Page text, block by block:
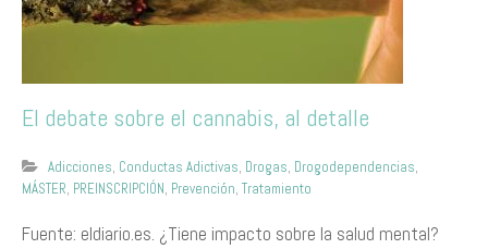
El debate sobre el cannabis, al detalle
Adicciones, Conductas Adictivas, Drogas, Drogodependencias,
MÁSTER, PREINSCRIPCIÓN, Prevención, Tratamiento
Fuente: eldiario.es. ¿Tiene impacto sobre la salud mental?